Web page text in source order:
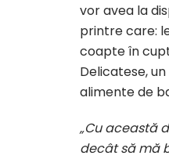
vor avea la
printre care:
coapte în
Delicatese,
alimente de
„Cu această
decât să mă